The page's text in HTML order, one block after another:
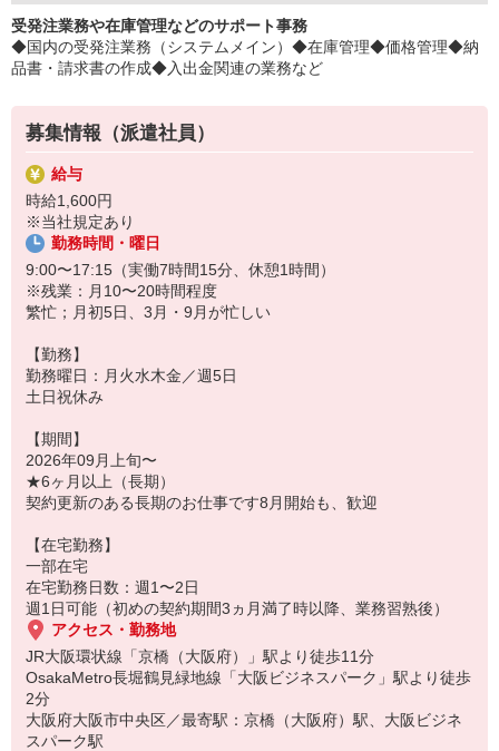
そんな方も安心してご応募ください。
しっかりお話を聞いて頂いてから
選考に進むかどうか考えていただけます◎
私達がご希望に合ったお仕事をご紹介します。
・結婚を機に働き方を変えたい
・出産後も働ける仕事に就きたい
・資格を活かして働きたい
・資格はないけど働ける仕事を見つけたい
受発注業務や在庫管理などのサポート事務
◆国内の受発注業務（システムメイン）◆在庫管理◆価格管理◆納
品書・請求書の作成◆入出金関連の業務など
募集情報（派遣社員）
給与
時給1,600円
※当社規定あり
勤務時間・曜日
9:00〜17:15（実働7時間15分、休憩1時間）
※残業：月10〜20時間程度
繁忙；月初5日、3月・9月が忙しい
【勤務】
勤務曜日：月火水木金／週5日
土日祝休み
【期間】
2026年09月上旬〜
★6ヶ月以上（長期）
契約更新のある長期のお仕事です8月開始も、歓迎
【在宅勤務】
一部在宅
在宅勤務日数：週1〜2日
週1日可能（初めの契約期間3ヵ月満了時以降、業務習熟後）
アクセス・勤務地
JR大阪環状線「京橋（大阪府）」駅より徒歩11分
OsakaMetro長堀鶴見緑地線「大阪ビジネスパーク」駅より徒歩
2分
大阪府大阪市中央区／最寄駅：京橋（大阪府）駅、大阪ビジネ
スパーク駅